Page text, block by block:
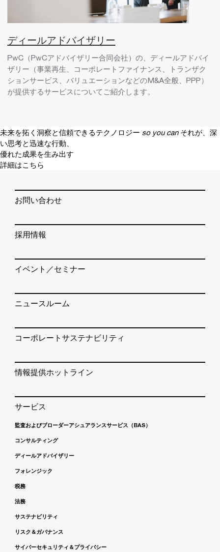
ディールアドバイザリー
PwC（PwCアドバイザリー合同会社）の、ディールアドバイ
ザリー（事業再生、コーポレートファイナンス、トランザク
ションサービス、バリュエーションなどのM&A全般、PPP）
が提供するサービスについてご紹介します。
未来を拓く洞察と信頼できるテクノロジー so you can それが、深
い思考と迅速な行動、
優れた成果を生み出す
詳細はこちら
お問い合わせ
採用情報
イベント／セミナー
ニュースルーム
コーポレートサステナビリティ
情報提供ホットライン
サービス
監査およびブローダーアシュアランスサービス（BAS）
コンサルティング
ディールアドバイザリー
フォレンジック
税務
法務
サステナビリティ
リスク＆ガバナンス
サイバーセキュリティ＆プライバシー